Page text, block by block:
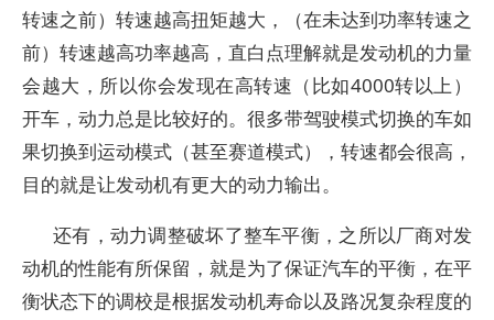
转速之前）转速越高扭矩越大，（在未达到功率转速之
前）转速越高功率越高，直白点理解就是发动机的力量
会越大，所以你会发现在高转速（比如4000转以上）
开车，动力总是比较好的。很多带驾驶模式切换的车如
果切换到运动模式（甚至赛道模式），转速都会很高，
目的就是让发动机有更大的动力输出。
还有，动力调整破坏了整车平衡，之所以厂商对发
动机的性能有所保留，就是为了保证汽车的平衡，在平
衡状态下的调校是根据发动机寿命以及路况复杂程度的